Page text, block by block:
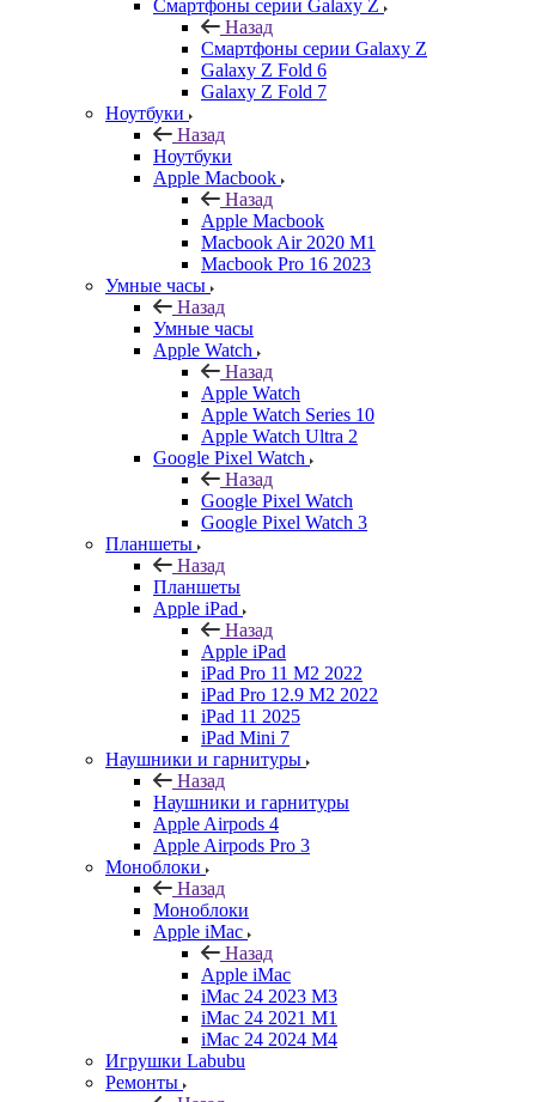
Смартфоны серии Galaxy Z
Назад
Смартфоны серии Galaxy Z
Galaxy Z Fold 6
Galaxy Z Fold 7
Ноутбуки
Назад
Ноутбуки
Apple Macbook
Назад
Apple Macbook
Macbook Air 2020 M1
Macbook Pro 16 2023
Умные часы
Назад
Умные часы
Apple Watch
Назад
Apple Watch
Apple Watch Series 10
Apple Watch Ultra 2
Google Pixel Watch
Назад
Google Pixel Watch
Google Pixel Watch 3
Планшеты
Назад
Планшеты
Apple iPad
Назад
Apple iPad
iPad Pro 11 M2 2022
iPad Pro 12.9 M2 2022
iPad 11 2025
iPad Mini 7
Наушники и гарнитуры
Назад
Наушники и гарнитуры
Apple Airpods 4
Apple Airpods Pro 3
Моноблоки
Назад
Моноблоки
Apple iMac
Назад
Apple iMac
iMac 24 2023 M3
iMac 24 2021 M1
iMac 24 2024 M4
Игрушки Labubu
Ремонты